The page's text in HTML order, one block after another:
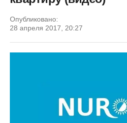
Опубликовано:
28 апреля 2017, 20:27